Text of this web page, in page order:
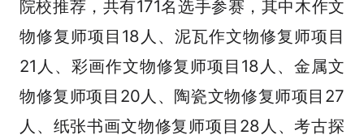
院校推荐，共有171名选手参赛，其中木作文
物修复师项目18人、泥瓦作文物修复师项目
21人、彩画作文物修复师项目18人、金属文
物修复师项目20人、陶瓷文物修复师项目27
人、纸张书画文物修复师项目28人、考古探